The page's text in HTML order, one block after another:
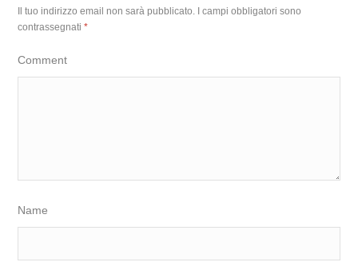
Il tuo indirizzo email non sarà pubblicato.
I campi obbligatori sono
contrassegnati*
Comment
Name